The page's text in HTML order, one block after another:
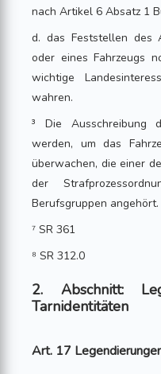
nach Artikel 6 Absatz 1
d. das Feststellen des
oder eines Fahrzeugs
wichtige
wahren.
³ Die Ausschreibung
werden, um das
überwachen, die einer
der
Berufsgruppen angehört.
⁷ SR 361
⁸ SR 312.0
2. Abschnitt:
Tarnidentitäten
Art. 17